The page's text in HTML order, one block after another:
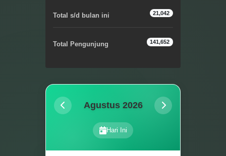
Total s/d bulan ini 21,042
Total Pengunjung 141,652
Agustus 2026
Hari Ini